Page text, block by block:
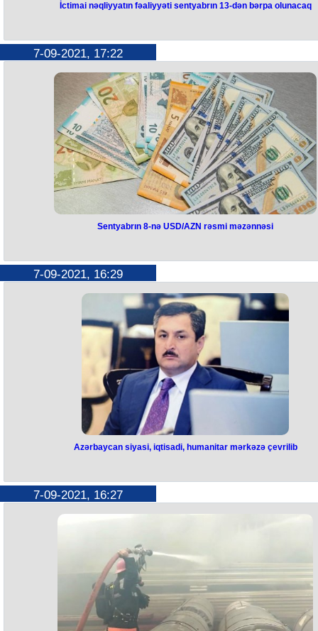
İctimai nəqliyyatın fəaliyyəti sentyabrın 13-dən bərpa olunacaq
7-09-2021, 17:22
Sentyabrın 8-nə USD/AZN rəsmi məzənnəsi
7-09-2021, 16:29
Azərbaycan siyasi, iqtisadi, humanitar mərkəzə çevrilib
7-09-2021, 16:27